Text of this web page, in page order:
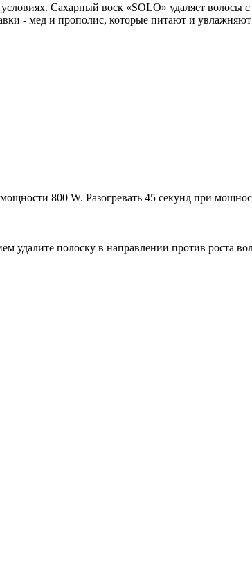
Сахарный воск «SOLO» удаляет волосы
- мед и прополис, которые питают и
800 W. Разогревать 45 секунд при
удалите полоску в направлении против роста